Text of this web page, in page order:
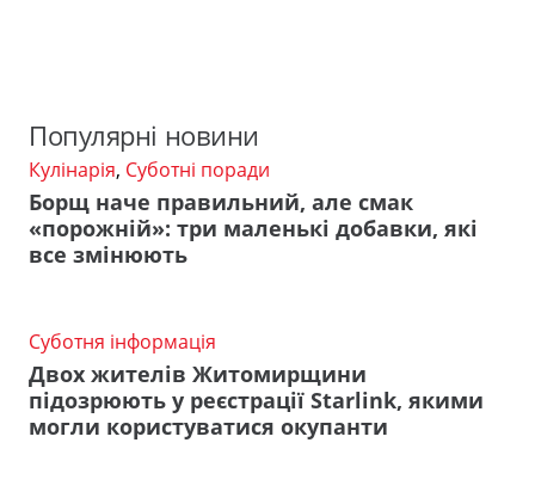
Популярні новини
Кулінарія, Суботні поради
Борщ наче правильний, але смак
«порожній»: три маленькі добавки, які
все змінюють
Суботня інформація
Двох жителів Житомирщини
підозрюють у реєстрації Starlink, якими
могли користуватися окупанти